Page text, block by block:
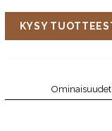
KYSY
Ominaisuudet